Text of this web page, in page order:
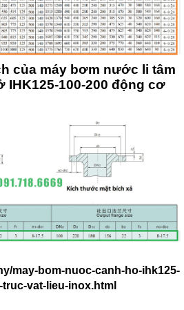
của máy bơm nước li tâm
IHK125-100-200 động cơ
may-bom-nuoc-canh-ho-ihk125-
vat-lieu-inox.html